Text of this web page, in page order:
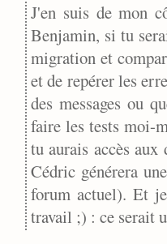
J'en suis de mon
Benjamin, si tu
migration et
et de repérer les
des messages ou
faire les tests moi-
tu aurais accès
Cédric générera
forum actuel). Et
travail ;) : ce serait